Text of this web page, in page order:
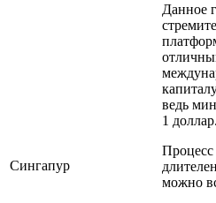
Сингапур
Данное
ведь
1 доллар.
Процесс
можно